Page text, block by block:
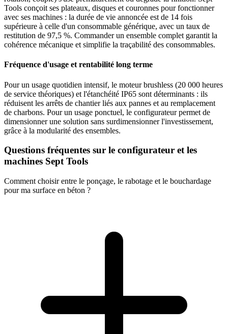
Tools conçoit ses plateaux, disques et couronnes pour fonctionner
avec ses machines : la durée de vie annoncée est de 14 fois
supérieure à celle d'un consommable générique, avec un taux de
restitution de 97,5 %. Commander un ensemble complet garantit la
cohérence mécanique et simplifie la traçabilité des consommables.
Fréquence d'usage et rentabilité long terme
Pour un usage quotidien intensif, le moteur brushless (20 000 heures
de service théoriques) et l'étanchéité IP65 sont déterminants : ils
réduisent les arrêts de chantier liés aux pannes et au remplacement
de charbons. Pour un usage ponctuel, le configurateur permet de
dimensionner une solution sans surdimensionner l'investissement,
grâce à la modularité des ensembles.
Questions fréquentes sur le configurateur et les
machines Sept Tools
Comment choisir entre le ponçage, le rabotage et le bouchardage
pour ma surface en béton ?